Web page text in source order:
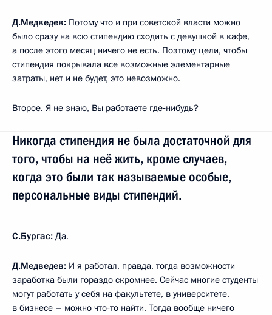
Д.Медведев: Потому что и при советской власти можно
было сразу на всю стипендию сходить с девушкой в кафе,
а после этого месяц ничего не есть. Поэтому цели, чтобы
стипендия покрывала все возможные элементарные
затраты, нет и не будет, это невозможно.
Второе. Я не знаю, Вы работаете где‑нибудь?
Никогда стипендия не была достаточной для
того, чтобы на неё жить, кроме случаев,
когда это были так называемые особые,
персональные виды стипендий.
С.Бургас: Да.
Д.Медведев: И я работал, правда, тогда возможности
заработка были гораздо скромнее. Сейчас многие студенты
могут работать у себя на факультете, в университете,
в бизнесе – можно что‑то найти. Тогда вообще ничего